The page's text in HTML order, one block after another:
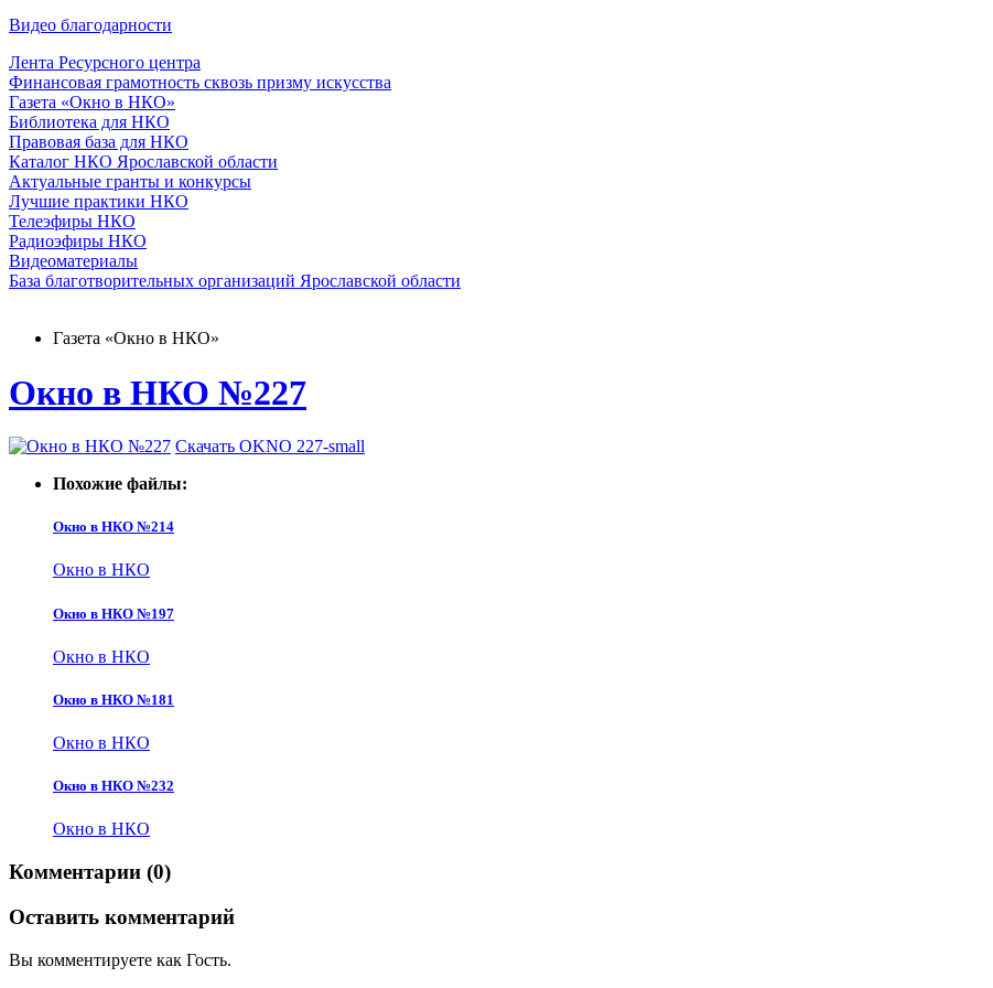
Видео благодарности
Лента Ресурсного центра
Финансовая грамотность сквозь призму искусства
Газета «Окно в НКО»
Библиотека для НКО
Правовая база для НКО
Каталог НКО Ярославской области
Актуальные гранты и конкурсы
Лучшие практики НКО
Телеэфиры НКО
Радиоэфиры НКО
Видеоматериалы
База благотворительных организаций Ярославской области
Газета «Окно в НКО»
Окно в НКО №227
Скачать OKNO 227-small
Похожие файлы:
Окно в НКО №214
Окно в НКО
Окно в НКО №197
Окно в НКО
Окно в НКО №181
Окно в НКО
Окно в НКО №232
Окно в НКО
Комментарии (0)
Оставить комментарий
Вы комментируете как Гость.